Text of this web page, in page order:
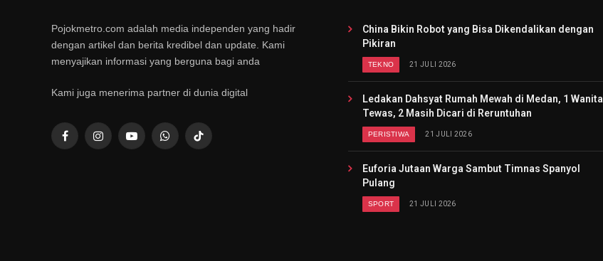
Pojokmetro.com adalah media independen yang hadir
dengan artikel dan berita kredibel dan update. Kami
menyajikan informasi yang berguna bagi anda
Kami juga menerima partner di dunia digital
FacebookInstagramYouTubeWhatsAppTikTok
China Bikin Robot yang Bisa Dikendalikan dengan
Pikiran
TEKNO 21 JULI 2026
Ledakan Dahsyat Rumah Mewah di Medan, 1 Wanita
Tewas, 2 Masih Dicari di Reruntuhan
PERISTIWA 21 JULI 2026
Euforia Jutaan Warga Sambut Timnas Spanyol
Pulang
SPORT 21 JULI 2026